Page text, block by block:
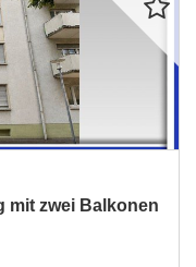
mit zwei Balkonen